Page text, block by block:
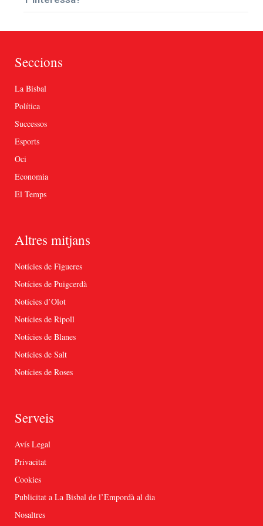
Seccions
La Bisbal
Política
Successos
Esports
Oci
Economia
El Temps
Altres mitjans
Notícies de Figueres
Notícies de Puigcerdà
Notícies d’Olot
Notícies de Ripoll
Notícies de Blanes
Notícies de Salt
Notícies de Roses
Serveis
Avís Legal
Privacitat
Cookies
Publicitat a La Bisbal de l’Empordà al dia
Nosaltres